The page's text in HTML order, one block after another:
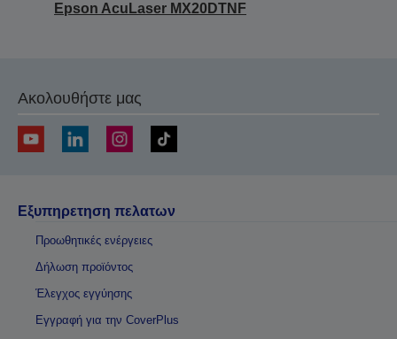
Epson AcuLaser MX20DTNF
Ακολουθήστε μας
Εξυπηρετηση πελατων
Προωθητικές ενέργειες
Δήλωση προϊόντος
Έλεγχος εγγύησης
Εγγραφή για την CoverPlus